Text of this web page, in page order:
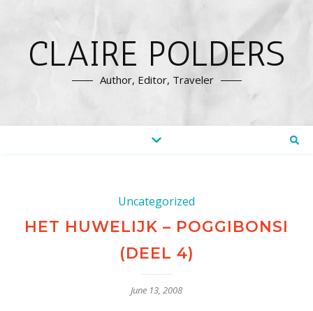
CLAIRE POLDERS
Author, Editor, Traveler
Uncategorized
HET HUWELIJK – POGGIBONSI
(DEEL 4)
June 13, 2008